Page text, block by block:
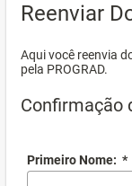
Reenviar
Aqui você reenvia
pela PROGRAD.
Confirmação
Primeiro Nome: *